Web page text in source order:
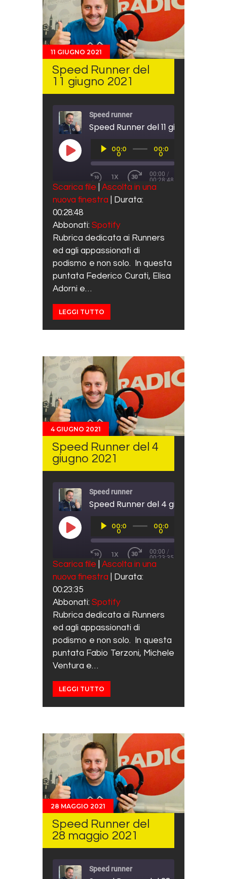
11 GIUGNO 2021
Speed Runner del
11 giugno 2021
Speed runner
Speed Runner del 11 giugno 2021
PLAY EPISODE
Audio
Player00:0
0
00:0
0
REWIND 10 SECONDS
1X
FAST FORWARD 30
00:00 /
00:28:48
SUBSCRIBE SHARE
Spotify
RSS FEED
SHARE
LINK
EMBED
Scarica file
Ascolta in una
nuova finestra
Durata:
00:28:48
Abbonati: Spotify
Rubrica dedicata ai Runners
ed agli appassionati di
podismo e non solo. In questa
puntata Federico Curati, Elisa
Adorni e…
LEGGI TUTTO
4 GIUGNO 2021
Speed Runner del 4
giugno 2021
Speed runner
Speed Runner del 4 giugno 2021
PLAY EPISODE
Audio
Player00:0
0
00:0
0
REWIND 10 SECONDS
1X
FAST FORWARD 30
00:00 /
00:23:35
SUBSCRIBE SHARE
Spotify
RSS FEED
SHARE
LINK
EMBED
Scarica file
Ascolta in una
nuova finestra
Durata:
00:23:35
Abbonati: Spotify
Rubrica dedicata ai Runners
ed agli appassionati di
podismo e non solo. In questa
puntata Fabio Terzoni, Michele
Ventura e…
LEGGI TUTTO
28 MAGGIO 2021
Speed Runner del
28 maggio 2021
Speed runner